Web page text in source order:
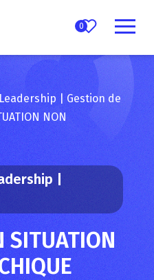
0
| Gestion de
NON
|
SITUATION